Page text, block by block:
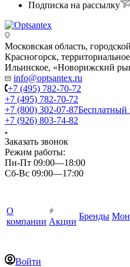
Подписка на рассылку
Московская область,
Красногорск,
Ильинское, «Новорижский
info@optsantex.ru
+7 (495) 782-70-72
+7 (495) 782-70-72
+7 (800) 302-07-87
+7 (926) 803-74-82
Заказать звонок
Режим работы:
Пн-Пт 09:00—18:00
Сб-Вс 09:00—17:00
О
компании Акции
Бренды
Войти